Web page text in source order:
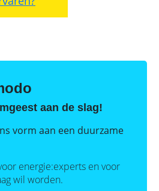
aan de slag!
vorm aan een duurzame
energie:experts en voor
wil worden.